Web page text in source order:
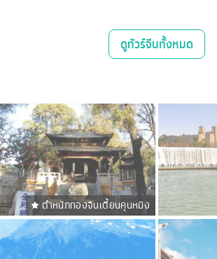
ดูทัวร์จีนทั้งหมด
ตำหนักทองจินเตี้ยนคุนหมิง